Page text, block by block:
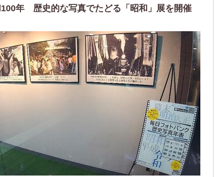
100年 歴史的な写真でたどる「昭和」展を開催